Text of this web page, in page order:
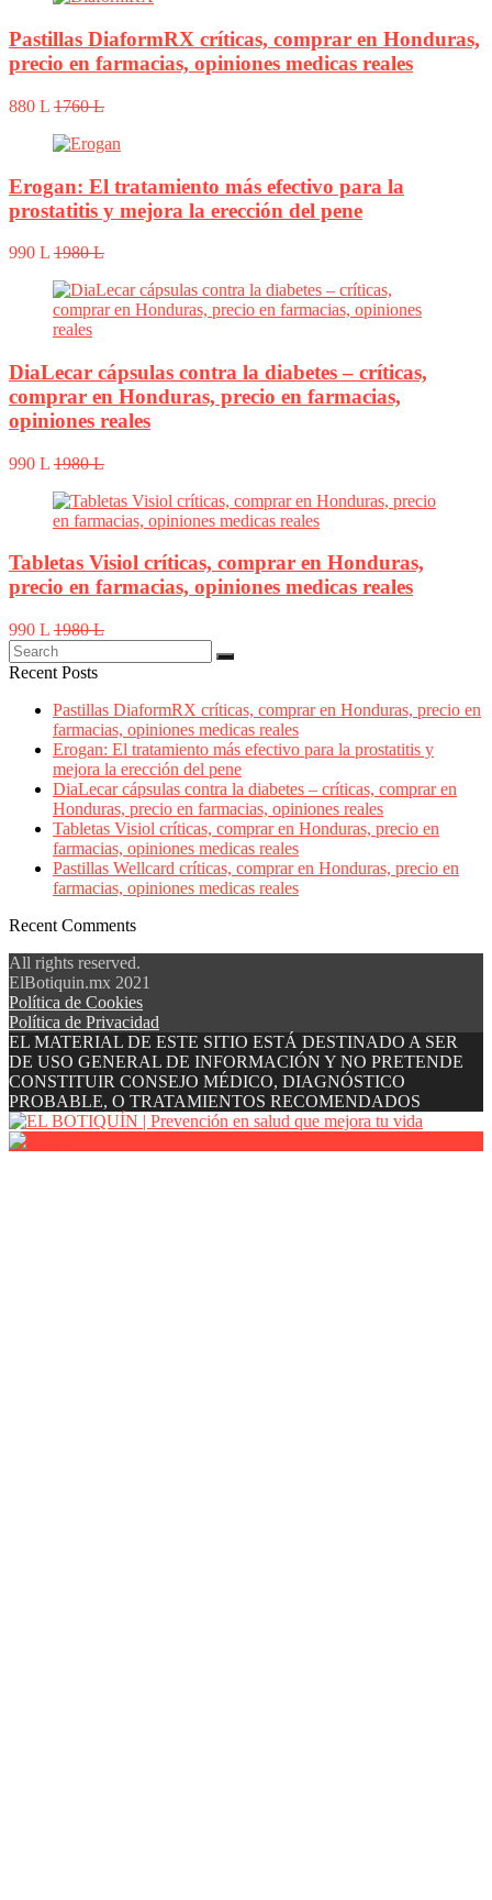
Pastillas DiaformRX críticas, comprar en Honduras,
precio en farmacias, opiniones medicas reales
880 L 1760 L
Erogan: El tratamiento más efectivo para la
prostatitis y mejora la erección del pene
990 L 1980 L
DiaLecar cápsulas contra la diabetes – críticas,
comprar en Honduras, precio en farmacias,
opiniones reales
990 L 1980 L
Tabletas Visiol críticas, comprar en Honduras,
precio en farmacias, opiniones medicas reales
990 L 1980 L
Recent Posts
Pastillas DiaformRX críticas, comprar en Honduras, precio en
farmacias, opiniones medicas reales
Erogan: El tratamiento más efectivo para la prostatitis y
mejora la erección del pene
DiaLecar cápsulas contra la diabetes – críticas, comprar en
Honduras, precio en farmacias, opiniones reales
Tabletas Visiol críticas, comprar en Honduras, precio en
farmacias, opiniones medicas reales
Pastillas Wellcard críticas, comprar en Honduras, precio en
farmacias, opiniones medicas reales
Recent Comments
All rights reserved.
ElBotiquin.mx 2021
Política de Cookies
Política de Privacidad
EL MATERIAL DE ESTE SITIO ESTÁ DESTINADO A SER
DE USO GENERAL DE INFORMACIÓN Y NO PRETENDE
CONSTITUIR CONSEJO MÉDICO, DIAGNÓSTICO
PROBABLE, O TRATAMIENTOS RECOMENDADOS